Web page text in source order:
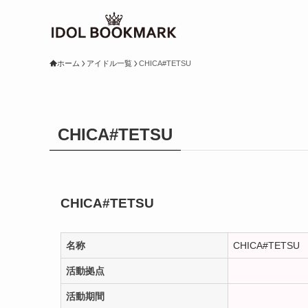
ホーム アイドル一覧 CHICA#TETSU
CHICA#TETSU
CHICA#TETSU
名称 CHICA#TETSU
活動拠点
活動期間